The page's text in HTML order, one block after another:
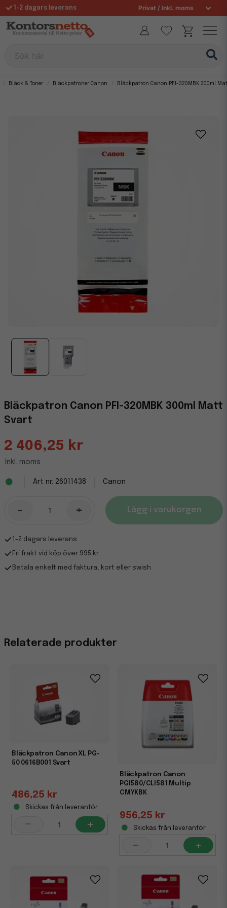
1-2 dagars leverans
Fri frakt över 995 kr
Bläck & Toner Bläckpatroner Canon Bläckpatron Canon PFI-320MBK 300ml
Bläckpatron Canon PFI-320MBK 300ml Matt
Svart
2 406,25 kr
Inkl. moms
26011438 Canon
- + Lägg i varukorgen
1-2 dagars leverans
Fri frakt vid köp över 995 kr
Betala enkelt med faktura, kort eller swish
Relaterade produkter
Bläckpatron Canon XL PG-
50 0616B001 Svart
486,25 kr
Skickas från leverantör
- +
Bläckpatron Canon
PGI580/CLI581 Multip
CMYKBK
956,25 kr
Skickas från leverantör
- +